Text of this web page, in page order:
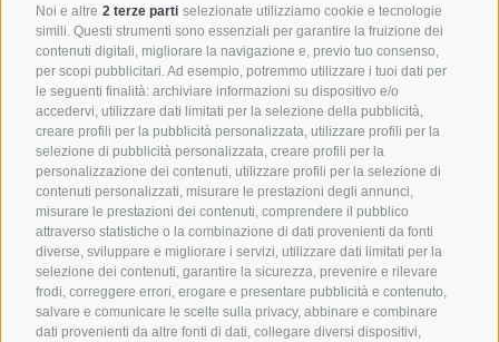
Noi e altre 2 terze parti selezionate utilizziamo cookie e tecnologie
simili. Questi strumenti sono essenziali per garantire la fruizione dei
contenuti digitali, migliorare la navigazione e, previo tuo consenso,
per scopi pubblicitari. Ad esempio, potremmo utilizzare i tuoi dati per
le seguenti finalità: archiviare informazioni su dispositivo e/o
accedervi, utilizzare dati limitati per la selezione della pubblicità,
creare profili per la pubblicità personalizzata, utilizzare profili per la
selezione di pubblicità personalizzata, creare profili per la
personalizzazione dei contenuti, utilizzare profili per la selezione di
contenuti personalizzati, misurare le prestazioni degli annunci,
misurare le prestazioni dei contenuti, comprendere il pubblico
attraverso statistiche o la combinazione di dati provenienti da fonti
diverse, sviluppare e migliorare i servizi, utilizzare dati limitati per la
selezione dei contenuti, garantire la sicurezza, prevenire e rilevare
frodi, correggere errori, erogare e presentare pubblicità e contenuto,
salvare e comunicare le scelte sulla privacy, abbinare e combinare
dati provenienti da altre fonti di dati, collegare diversi dispositivi,
Stiftung Musik Brixen
Via Bastioni Maggiori 29